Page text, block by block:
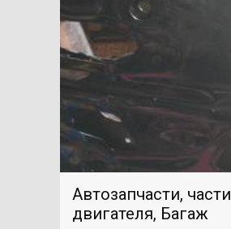
Автозапчасти, части
двигателя, Багаж